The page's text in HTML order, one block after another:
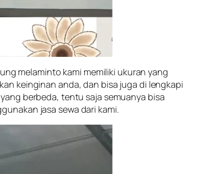
melaminto kami memiliki ukuran yang
keinginan anda, dan bisa juga di lengkapi
berbeda, tentu saja semuanya bisa
jasa sewa dari kami.